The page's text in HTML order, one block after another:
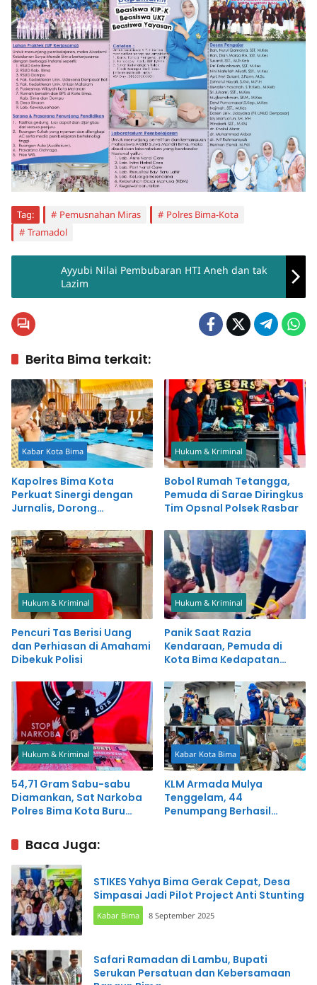
Tag: Pemusnahan Miras
Polres Bima-Kota
Tramadol
Ayyubi Nilai Pembubaran HTI Aneh dan tak
Lazim
Berita Bima terkait:
Kabar Kota Bima
Kapolres Bima Kota
Perkuat Sinergi dengan
Jurnalis, Dorong
Kemajuan Daerah
Hukum & Kriminal
Bobol Rumah Tetangga,
Pemuda di Sarae Diringkus
Tim Opsnal Polsek Rasbar
Hukum & Kriminal
Pencuri Tas Berisi Uang
dan Perhiasan di Amahami
Dibekuk Polisi
Hukum & Kriminal
Panik Saat Razia
Kendaraan, Pemuda di
Kota Bima Kedapatan
Hukum & Kriminal
54,71 Gram Sabu-sabu
Diamankan, Sat Narkoba
Polres Bima Kota Buru
Kabar Kota Bima
KLM Armada Mulya
Tenggelam, 44
Penumpang Berhasil
Baca Juga:
STIKES Yahya Bima Gerak Cepat, Desa
Simpasai Jadi Pilot Project Anti Stunting
Kabar Bima 8 September 2025
Safari Ramadan di Lambu, Bupati
Serukan Persatuan dan Kebersamaan